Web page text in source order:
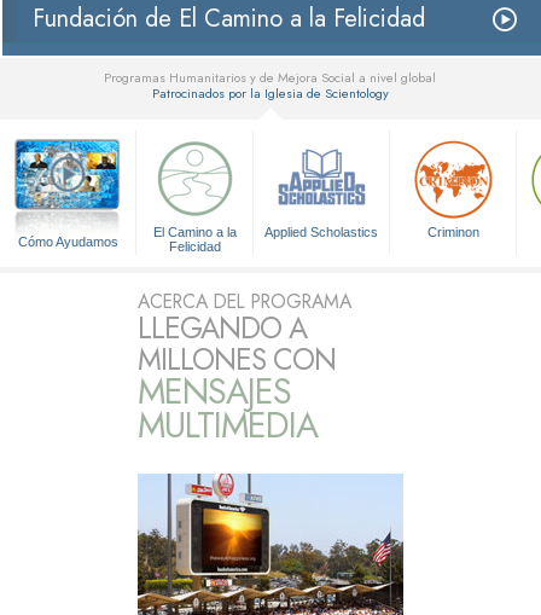
Fundación de El Camino a la Felicidad
Programas Humanitarios y de Mejora Social a nivel global
Patrocinados por la Iglesia de Scientology
Cómo Ayudamos
El Camino a la
Felicidad
Applied Scholastics Criminon
ACERCA DEL PROGRAMA
LLEGANDO A
MILLONES CON
MENSAJES
MULTIMEDIA